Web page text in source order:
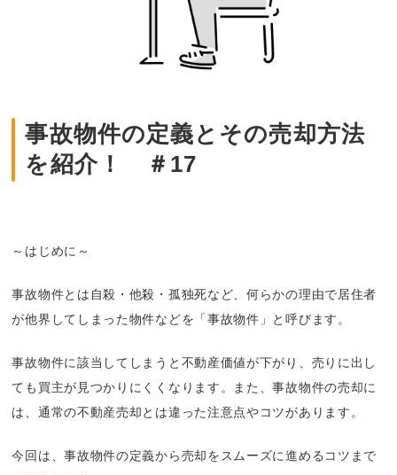
事故物件の定義とその売却方法
を紹介！ ＃17
～はじめに～
事故物件とは自殺・他殺・孤独死など、何らかの理由で居住者
が他界してしまった物件などを「事故物件」と呼びます。
事故物件に該当してしまうと不動産価値が下がり、売りに出し
ても買主が見つかりにくくなります。また、事故物件の売却に
は、通常の不動産売却とは違った注意点やコツがあります。
今回は、事故物件の定義から売却をスムーズに進めるコツまで